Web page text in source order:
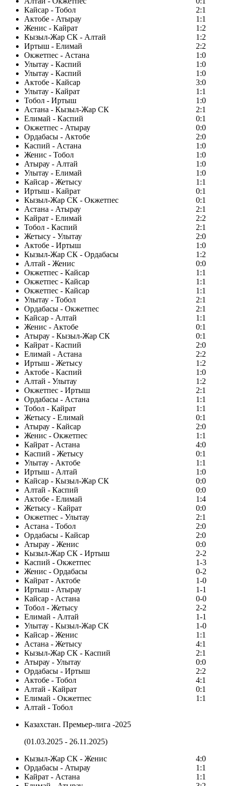
Кайсар - Тобол
2:1
Актобе - Атырау
1:1
Женис - Кайрат
1:2
Кызыл-Жар СК - Алтай
1:2
Иртыш - Елимай
2:2
Окжетпес - Астана
1:0
Улытау - Каспий
1:0
Улытау - Каспий
1:0
Актобе - Кайсар
3:0
Улытау - Кайрат
1:1
Тобол - Иртыш
1:0
Астана - Кызыл-Жар СК
2:1
Елимай - Каспий
0:1
Окжетпес - Атырау
0:0
Ордабасы - Актобе
2:0
Каспий - Астана
1:0
Женис - Тобол
1:0
Атырау - Алтай
1:0
Улытау - Елимай
1:0
Кайсар - Жетысу
1:1
Иртыш - Кайрат
0:1
Кызыл-Жар СК - Окжетпес
0:1
Астана - Атырау
2:1
Кайрат - Елимай
2:2
Тобол - Каспий
2:1
Жетысу - Улытау
2:0
Актобе - Иртыш
1:0
Кызыл-Жар СК - Ордабасы
1:2
Алтай - Женис
0:0
Окжетпес - Кайсар
1:1
Окжетпес - Кайсар
1:1
Окжетпес - Кайсар
1:1
Улытау - Тобол
2:1
Ордабасы - Окжетпес
2:1
Кайсар - Алтай
1:1
Женис - Актобе
0:1
Атырау - Кызыл-Жар СК
0:1
Кайрат - Каспий
2:0
Елимай - Астана
2:2
Иртыш - Жетысу
1:2
Актобе - Каспий
1:0
Алтай - Улытау
1:2
Окжетпес - Иртыш
2:1
Ордабасы - Астана
1:1
Тобол - Кайрат
1:1
Жетысу - Елимай
0:1
Атырау - Кайсар
2:0
Женис - Окжетпес
1:1
Кайрат - Астана
4:0
Каспий - Жетысу
0:1
Улытау - Актобе
1:1
Иртыш - Алтай
1:0
Кайсар - Кызыл-Жар СК
0:0
Алтай - Каспий
0:0
Актобе - Елимай
1:4
Жетысу - Кайрат
0:0
Окжетпес - Улытау
2:1
Астана - Тобол
2:0
Ордабасы - Кайсар
2:0
Атырау - Женис
0:0
Кызыл-Жар СК - Иртыш
2-2
Каспий - Окжетпес
1-3
Женис - Ордабасы
0-2
Кайрат - Актобе
1-0
Иртыш - Атырау
1-1
Кайсар - Астана
0-0
Тобол - Жетысу
2-2
Елимай - Алтай
1-1
Улытау - Кызыл-Жар СК
1-0
Кайсар - Женис
1:1
Астана - Жетысу
4:1
Кызыл-Жар СК - Каспий
2:1
Атырау - Улытау
0:0
Ордабасы - Иртыш
2:2
Актобе - Тобол
4:1
Алтай - Кайрат
0:1
Елимай - Окжетпес
1:1
Алтай - Тобол
Казахстан. Премьер-лига -2025
(01.03.2025 - 26.11.2025)
Кызыл-Жар СК - Женис
4:0
Ордабасы - Атырау
1:1
Кайрат - Астана
1:1